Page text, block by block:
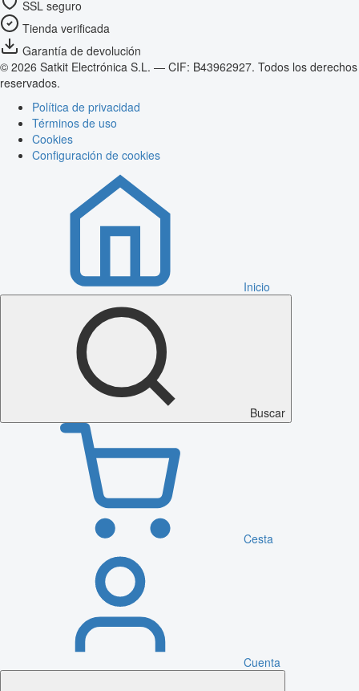
SSL seguro
Tienda verificada
Garantía de devolución
© 2026 Satkit Electrónica S.L. — CIF: B43962927. Todos los derechos
reservados.
Política de privacidad
Términos de uso
Cookies
Configuración de cookies
Inicio
Buscar
Cesta
Cuenta